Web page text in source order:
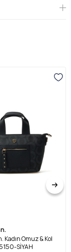
Kadın Omuz & Kol
SİYAH